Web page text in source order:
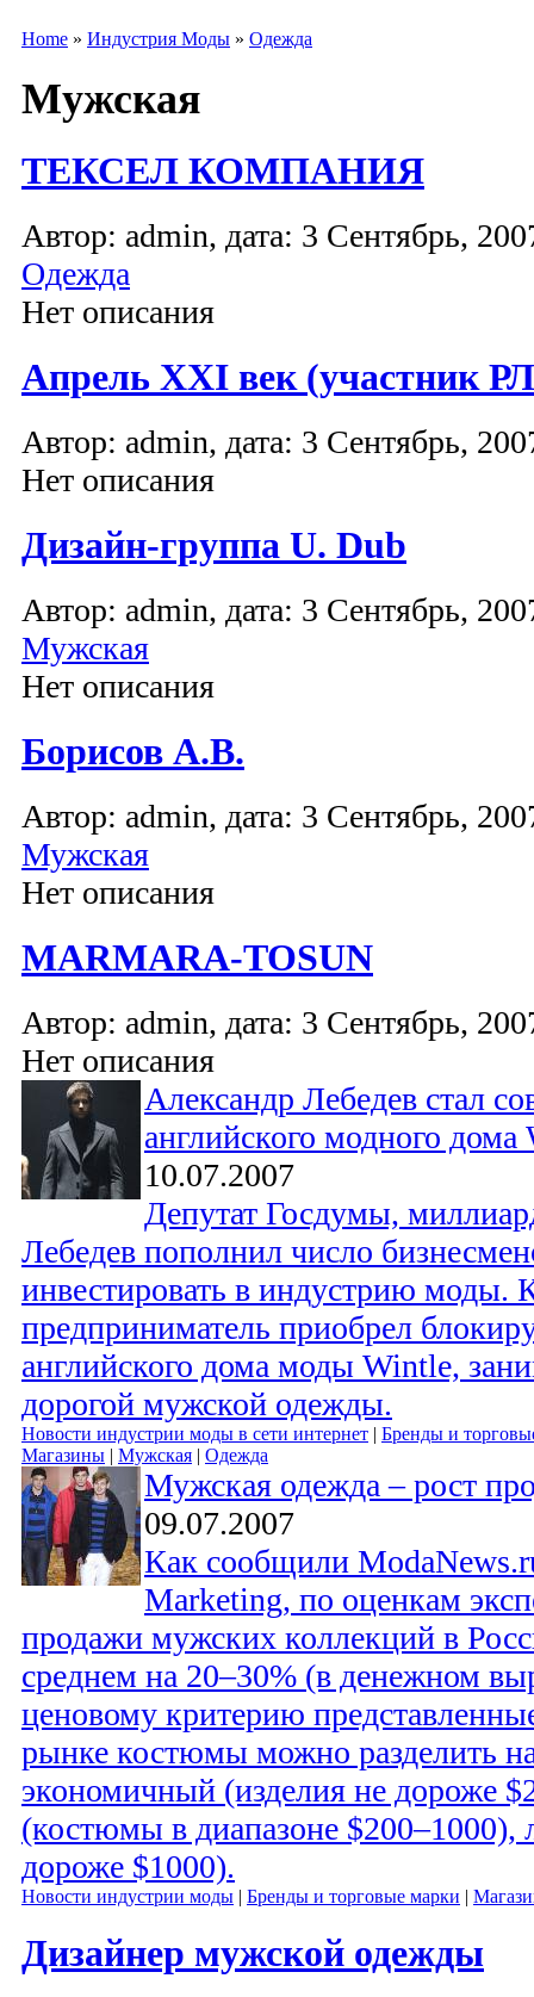
Home » Индустрия Моды » Одежда
Мужская
ТЕКСЕЛ КОМПАНИЯ
Автор: admin, дата: 3 Сентябрь,
Одежда
Нет описания
Апрель XXI век (участник
Автор: admin, дата: 3 Сентябрь,
Нет описания
Дизайн-группа U. Dub
Автор: admin, дата: 3 Сентябрь,
Мужская
Нет описания
Борисов А.В.
Автор: admin, дата: 3 Сентябрь,
Мужская
Нет описания
MARMARA-TOSUN
Автор: admin, дата: 3 Сентябрь,
Нет описания
Александр Лебедев стал
английского модного дома
10.07.2007
Депутат Госдумы,
Лебедев пополнил число
инвестировать в индустрию моды.
предприниматель приобрел
английского дома моды Wintle,
дорогой мужской одежды.
Новости индустрии моды в сети интернет | Бренды и
Магазины | Мужская | Одежда
Мужская одежда – рост
09.07.2007
Как сообщили
Marketing, по оценкам
продажи мужских коллекций в
среднем на 20–30% (в денежном
ценовому критерию
рынке костюмы можно разделить
экономичный (изделия не дороже
(костюмы в диапазоне $200–1000),
дороже $1000).
Новости индустрии моды | Бренды и торговые марки |
Дизайнер мужской одежды